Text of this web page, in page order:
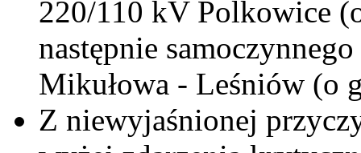
220/110 kV Polkowice
następnie
Mikułowa - Leśniów (o
Z niewyjaśnionej